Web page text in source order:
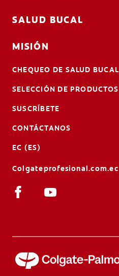
SALUD BUCAL
MISIÓN
CHEQUEO DE SALUD BUCAL
SELECCIÓN DE PRODUCTOS
SUSCRÍBETE
CONTÁCTANOS
EC (ES)
Colgateprofesional.com.ec